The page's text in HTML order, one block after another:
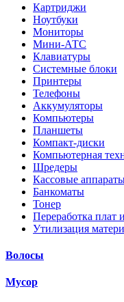
Картриджи
Ноутбуки
Мониторы
Мини-АТС
Клавиатуры
Системные блоки
Принтеры
Телефоны
Аккумуляторы
Компьютеры
Планшеты
Компакт-диски
Компьютерная
Шредеры
Кассовые
Банкоматы
Тонер
Переработка плат
Утилизация
Волосы
Мусор